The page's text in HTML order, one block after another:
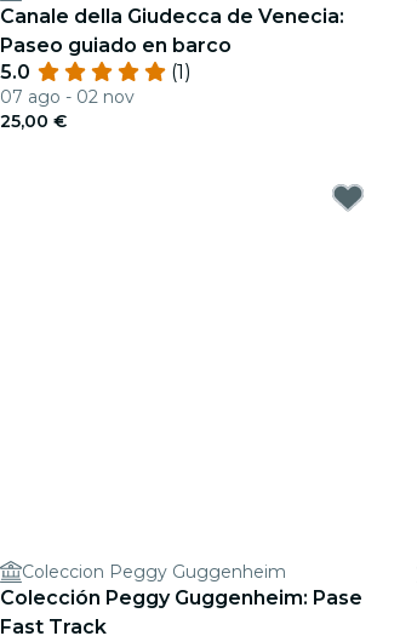
Canale della Giudecca de Venecia:
Paseo guiado en barco
5.0
(1)
07 ago - 02 nov
25,00 €
Coleccion Peggy Guggenheim
Colección Peggy Guggenheim: Pase
Fast Track